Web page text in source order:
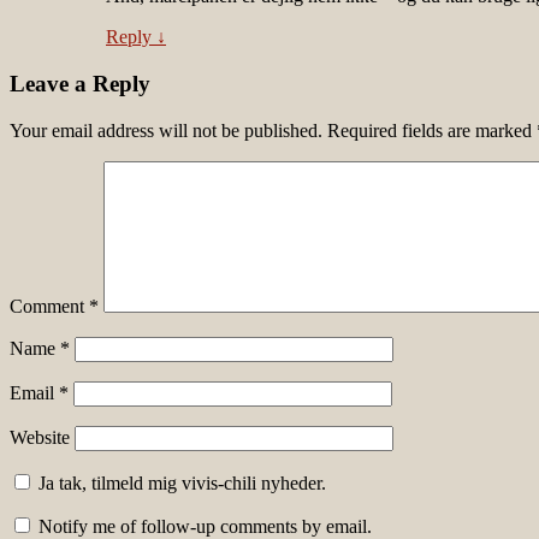
Reply ↓
Leave a Reply
Your email address will not be published. Required fields are marked
Comment *
Name *
Email *
Website
Ja tak, tilmeld mig vivis-chili nyheder.
Notify me of follow-up comments by email.